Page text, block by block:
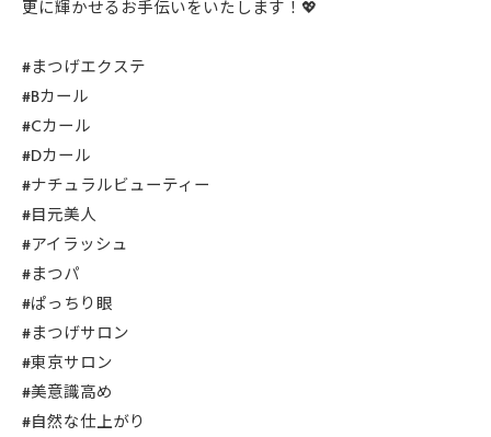
更に輝かせるお手伝いをいたします！💖
#まつげエクステ
#Bカール
#Cカール
#Dカール
#ナチュラルビューティー
#目元美人
#アイラッシュ
#まつパ
#ぱっちり眼
#まつげサロン
#東京サロン
#美意識高め
#自然な仕上がり